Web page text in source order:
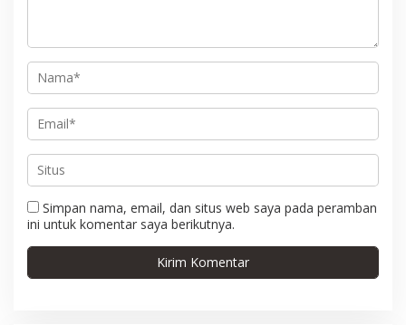
Simpan nama, email, dan situs web saya pada peramban
ini untuk komentar saya berikutnya.